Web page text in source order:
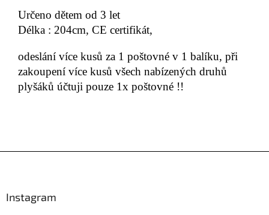
Určeno dětem od 3 let
Délka : 204cm, CE certifikát,
odeslání více kusů za 1 poštovné v 1 balíku, při
zakoupení více kusů všech nabízených druhů
plyšáků účtuji pouze 1x poštovné !!
Instagram